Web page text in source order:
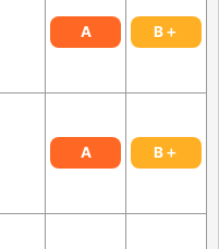
A B＋
A B＋